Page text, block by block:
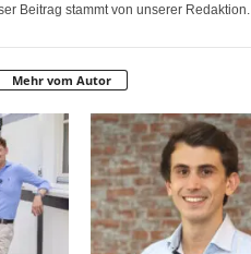
Beitrag stammt von unserer Redaktion.
Mehr vom Autor